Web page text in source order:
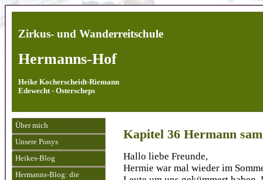
Zirkus- und Wanderreitschule
Hermanns-Hof
Heike Kocherscheidt-Riemann
Edewecht - Osterscheps
Über mich
Unsere Ponys
Heikes-Blog
Hermanns-Blog: die
Kapitel 36 Hermann
Hallo liebe Freunde,
Hermie war mal wieder im